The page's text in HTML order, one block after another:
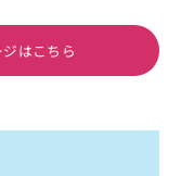
はこちら